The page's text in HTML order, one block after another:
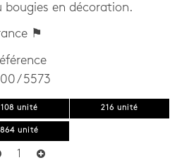
bougies en décoration.
⚑
/ 5573
108 unité 216 unité
864 unité